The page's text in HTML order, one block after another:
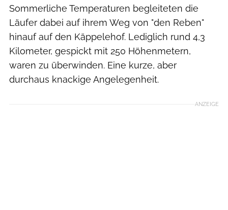
Sommerliche Temperaturen begleiteten die
Läufer dabei auf ihrem Weg von "den Reben"
hinauf auf den Käppelehof. Lediglich rund 4,3
Kilometer, gespickt mit 250 Höhenmetern,
waren zu überwinden. Eine kurze, aber
durchaus knackige Angelegenheit.
ANZEIGE